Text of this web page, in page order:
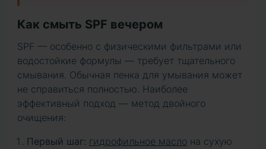
Как смыть SPF вечером
SPF — особенно с физическими фильтрами или
водостойкие формулы — требует тщательного
смывания. Обычная пенка для умывания может
не справиться полностью. Наиболее
эффективный подход — метод двойного
очищения:
Первый шаг: гидрофильное масло на сухую